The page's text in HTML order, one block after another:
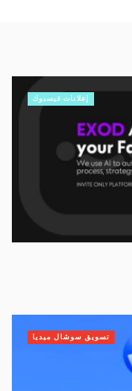
إعلانات فيسبوك
تسويق سوشال ميديا